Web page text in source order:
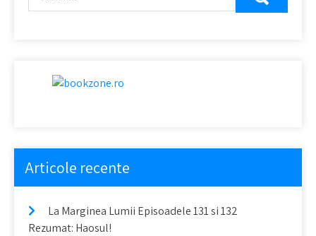
Articole recente
La Marginea Lumii Episoadele 131 si 132
Rezumat: Haosul!